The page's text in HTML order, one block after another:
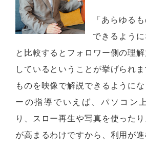
「あらゆる
できるよう
と比較するとフォロワー側の理
しているということが挙げられ
ものを映像で解説できるように
ーの指導でいえば、パソコン
り、スロー再生や写真を使った
が高まるわけですから、利用が